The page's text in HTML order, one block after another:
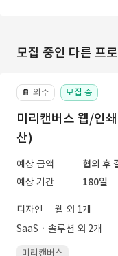
모집 중인 다른 프
📔 외주 모집 중
미리캔버스 웹/인
산)
예상 금액
협의 후
예상 기간
180일
디자인
웹 외 1개
SaaSㆍ솔루션 외 2개
미리캔버스